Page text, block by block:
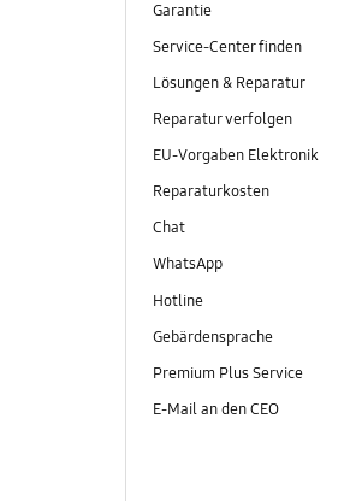
Garantie
Service-Center finden
Lösungen & Reparatur
Reparatur verfolgen
EU-Vorgaben Elektronik
Reparaturkosten
Chat
WhatsApp
Hotline
Gebärdensprache
Premium Plus Service
E-Mail an den CEO